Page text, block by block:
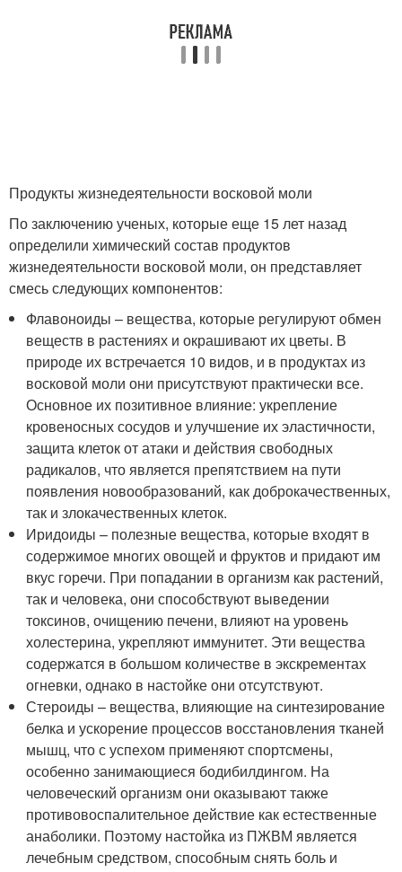
Продукты жизнедеятельности восковой моли
По заключению ученых, которые еще 15 лет назад
определили химический состав продуктов
жизнедеятельности восковой моли, он представляет
смесь следующих компонентов:
Флавоноиды – вещества, которые регулируют обмен
веществ в растениях и окрашивают их цветы. В
природе их встречается 10 видов, и в продуктах из
восковой моли они присутствуют практически все.
Основное их позитивное влияние: укрепление
кровеносных сосудов и улучшение их эластичности,
защита клеток от атаки и действия свободных
радикалов, что является препятствием на пути
появления новообразований, как доброкачественных,
так и злокачественных клеток.
Иридоиды – полезные вещества, которые входят в
содержимое многих овощей и фруктов и придают им
вкус горечи. При попадании в организм как растений,
так и человека, они способствуют выведении
токсинов, очищению печени, влияют на уровень
холестерина, укрепляют иммунитет. Эти вещества
содержатся в большом количестве в экскрементах
огневки, однако в настойке они отсутствуют.
Стероиды – вещества, влияющие на синтезирование
белка и ускорение процессов восстановления тканей
мышц, что с успехом применяют спортсмены,
особенно занимающиеся бодибилдингом. На
человеческий организм они оказывают также
противовоспалительное действие как естественные
анаболики. Поэтому настойка из ПЖВМ является
лечебным средством, способным снять боль и